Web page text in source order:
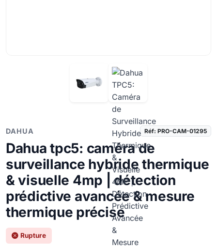
DAHUA Réf: PRO-CAM-01295
Dahua tpc5: caméra de
surveillance hybride thermique
& visuelle 4mp | détection
prédictive avancée & mesure
thermique précise
Rupture